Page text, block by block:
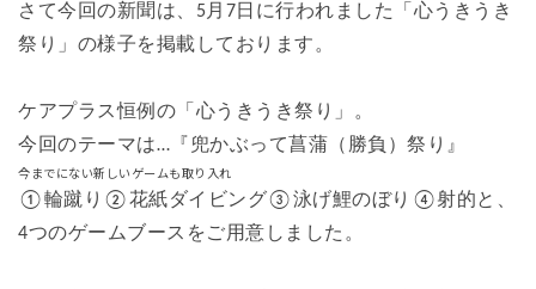
お問い合わせ
さて今回の新聞は、5月7日に行われました「心うきうき
祭り」の様子を掲載しております。
ケアプラス恒例の「心うきうき祭り」。
今回のテーマは…『兜かぶって菖蒲（勝負）祭り』
今までにない新しいゲームも取り入れ
①輪蹴り②花紙ダイビング③泳げ鯉のぼり④射的と、
4つのゲームブースをご用意しました。